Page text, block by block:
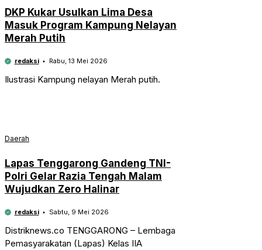
DKP Kukar Usulkan Lima Desa
Masuk Program Kampung Nelayan
Merah Putih
redaksi Rabu, 13 Mei 2026
Ilustrasi Kampung nelayan Merah putih.
Daerah
Lapas Tenggarong Gandeng TNI-
Polri Gelar Razia Tengah Malam
Wujudkan Zero Halinar
redaksi Sabtu, 9 Mei 2026
Distriknews.co TENGGARONG – Lembaga
Pemasyarakatan (Lapas) Kelas IIA